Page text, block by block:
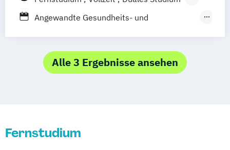
Kindheitspädagogik
Leitungshandeln in der Pädagogik
Logopädie Medizintechnik Pflege
Pflegemanagement Pflegepädagogik
Dresden
Heilbronn Kassel Leipzig
Mannheim
München Bochum Kaiserslautern
Wiesbaden Regenstauf Dresden
Hoyerswerda Magdeburg Ostfildern
Berufsbegleitendes Präsenzstudium
Angewandte Gesundheits- und
Frühpädagogik – Leitung und Management
in der frühkindlichen Bildung
Kindheitspädagogik Duales Studium
Alle 3 Ergebnisse ansehen
Fernstudium